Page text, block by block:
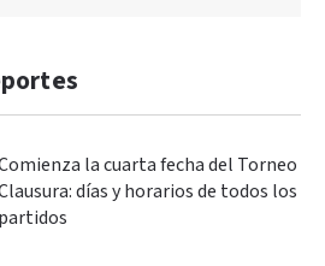
la cuarta fecha del Torneo
días y horarios de todos los
partidos